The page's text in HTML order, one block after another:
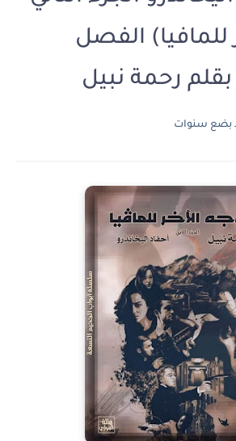
للمافيا) الفصل
بضع سنوات